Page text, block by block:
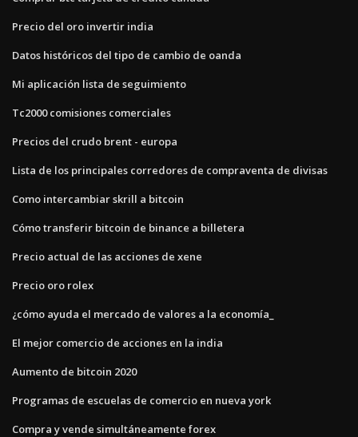
Precio del oro invertir india
Datos históricos del tipo de cambio de oanda
Mi aplicación lista de seguimiento
Tc2000 comisiones comerciales
Precios del crudo brent - europa
Lista de los principales corredores de compraventa de divisas
Como intercambiar skrill a bitcoin
Cómo transferir bitcoin de binance a billetera
Precio actual de las acciones de xene
Precio oro rolex
¿cómo ayuda el mercado de valores a la economía_
El mejor comercio de acciones en la india
Aumento de bitcoin 2020
Programas de escuelas de comercio en nueva york
Compra y vende simultáneamente forex